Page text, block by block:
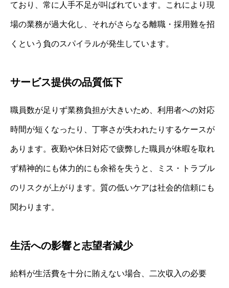
ており、常に人手不足が叫ばれています。これにより現
場の業務が過大化し、それがさらなる離職・採用難を招
くという負のスパイラルが発生しています。
サービス提供の品質低下
職員数が足りず業務負担が大きいため、利用者への対応
時間が短くなったり、丁寧さが失われたりするケースが
あります。夜勤や休日対応で疲弊した職員が休暇を取れ
ず精神的にも体力的にも余裕を失うと、ミス・トラブル
のリスクが上がります。質の低いケアは社会的信頼にも
関わります。
生活への影響と志望者減少
給料が生活費を十分に賄えない場合、二次収入の必要